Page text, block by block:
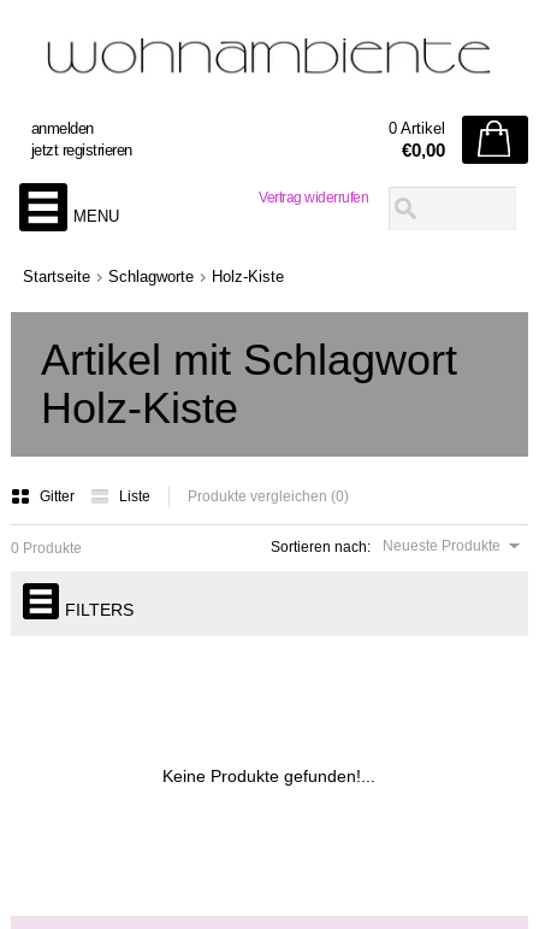
Vertrag widerrufen
anmelden
jetzt registrieren
0 Artikel
€0,00
MENU
Startseite Schlagworte Holz-Kiste
Artikel mit Schlagwort
Holz-Kiste
Gitter Liste Produkte vergleichen (0)
Sortieren nach: Neueste Produkte
0 Produkte
FILTERS
Keine Produkte gefunden!...